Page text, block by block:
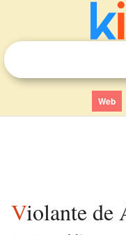
Web
Violante de Aragón y Pesce